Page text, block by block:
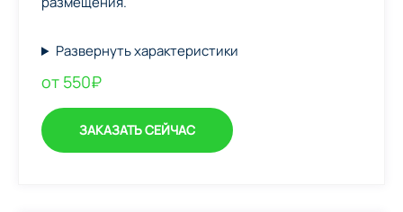
Развернуть характеристики
от 550₽
ЗАКАЗАТЬ СЕЙЧАС